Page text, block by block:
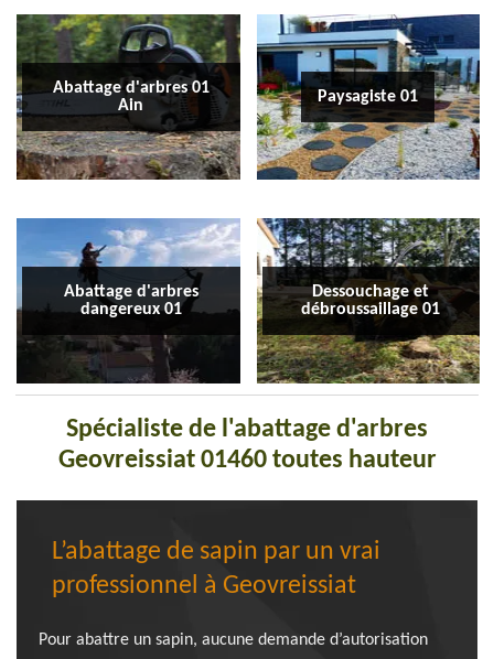
Abattage d'arbres 01
Ain
Paysagiste 01
Abattage d'arbres
dangereux 01
Dessouchage et
débroussaillage 01
Spécialiste de l'abattage d'arbres
Geovreissiat 01460 toutes hauteur
L’abattage de sapin par un vrai
professionnel à Geovreissiat
Pour abattre un sapin, aucune demande d’autorisation